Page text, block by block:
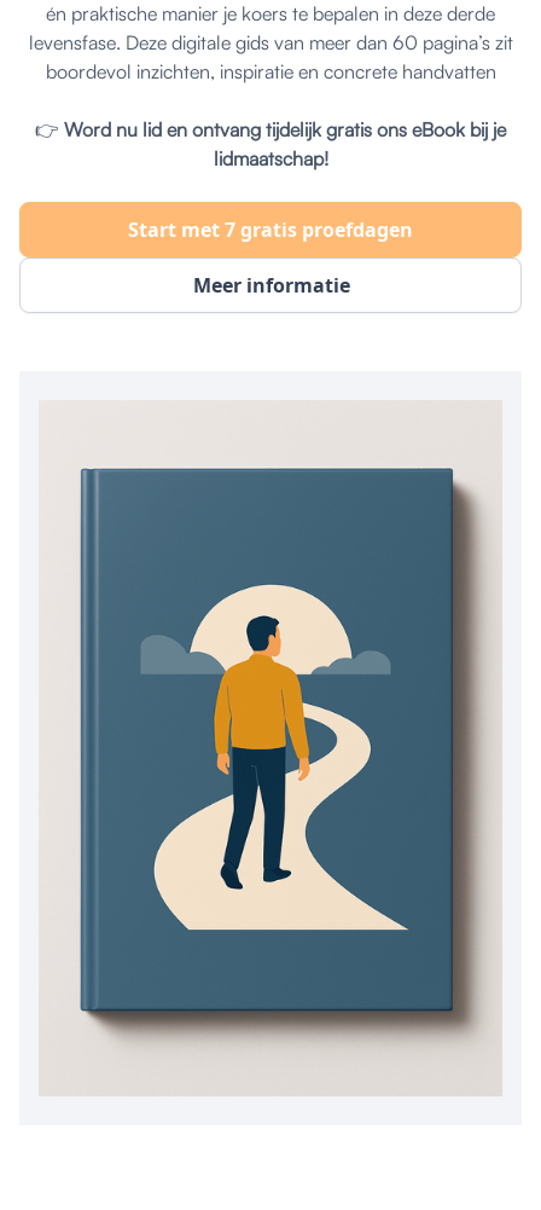
én praktische manier je koers te bepalen in deze derde
levensfase. Deze digitale gids van meer dan 60 pagina’s zit
boordevol inzichten, inspiratie en concrete handvatten
👉 Word nu lid en ontvang tijdelijk gratis ons eBook bij je
lidmaatschap!
Meer informatie
Start met 7 gratis proefdagen